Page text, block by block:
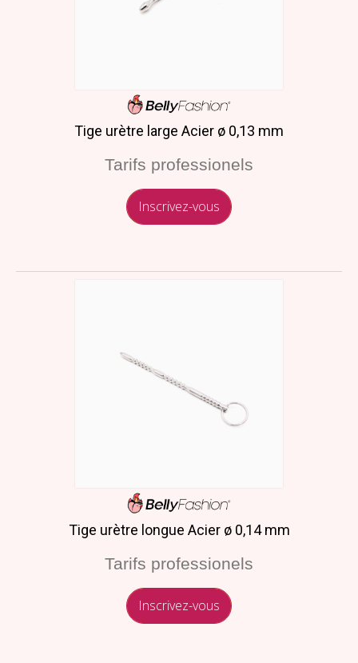
Tige urètre large Acier ø 0,13 mm
Tarifs professionels
Inscrivez-vous
Tige urètre longue Acier ø 0,14 mm
Tarifs professionels
Inscrivez-vous